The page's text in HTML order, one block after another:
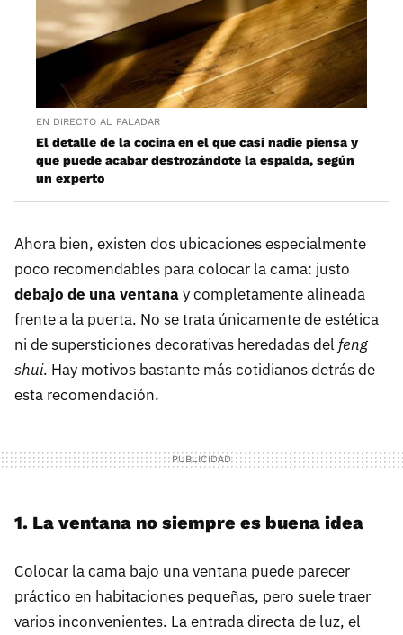
EN DIRECTO AL PALADAR
El detalle de la cocina en el que casi nadie piensa y
que puede acabar destrozándote la espalda, según
un experto
Ahora bien, existen dos ubicaciones especialmente
poco recomendables para colocar la cama: justo
debajo de una ventanay completamente alineada
frente a la puerta. No se trata únicamente de estética
ni de supersticiones decorativas heredadas del feng
shui. Hay motivos bastante más cotidianos detrás de
esta recomendación.
1.⁠ ⁠La ventana no siempre es buena idea
Colocar la cama bajo una ventana puede parecer
práctico en habitaciones pequeñas, pero suele traer
varios inconvenientes. La entrada directa de luz, el